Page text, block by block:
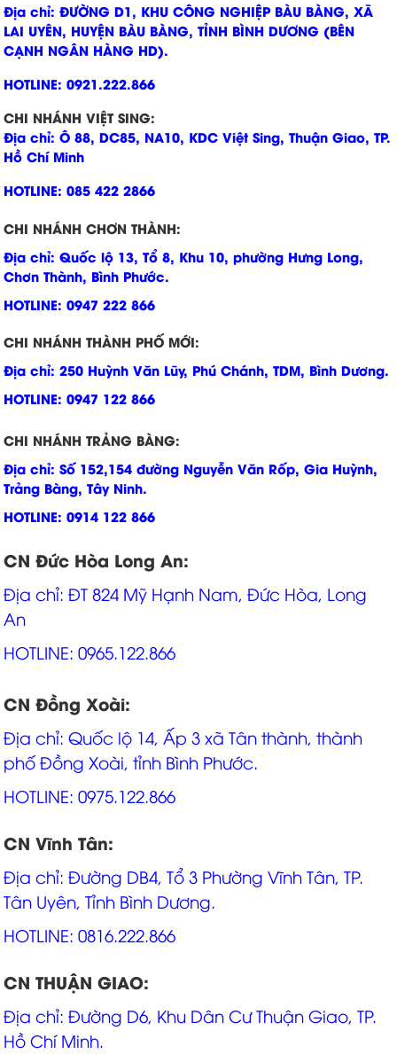
Địa chỉ: ĐƯỜNG D1, KHU CÔNG NGHIỆP BÀU BÀNG, XÃ
LAI UYÊN, HUYỆN BÀU BÀNG, TỈNH BÌNH DƯƠNG (BÊN
CẠNH NGÂN HÀNG HD).
HOTLINE: 0921.222.866
CHI NHÁNH VIỆT SING:
Địa chỉ: Ô 88, DC85, NA10, KDC Việt Sing, Thuận Giao, TP.
Hồ Chí Minh
HOTLINE: 085 422 2866
CHI NHÁNH CHƠN THÀNH:
Địa chỉ: Quốc lộ 13, Tổ 8, Khu 10, phường Hưng Long,
Chơn Thành, Bình Phước.
HOTLINE: 0947 222 866
CHI NHÁNH THÀNH PHỐ MỚI:
Địa chỉ: 250 Huỳnh Văn Lũy, Phú Chánh, TDM, Bình Dương.
HOTLINE: 0947 122 866
CHI NHÁNH TRẢNG BÀNG:
Địa chỉ: Số 152,154 đường Nguyễn Văn Rốp, Gia Huỳnh,
Trảng Bàng, Tây Ninh.
HOTLINE: 0914 122 866
CN Đức Hòa Long An:
Địa chỉ: ĐT 824 Mỹ Hạnh Nam, Đức Hòa, Long
An
HOTLINE: 0965.122.866
CN Đồng Xoài:
Địa chỉ: Quốc lộ 14, Ấp 3 xã Tân thành, thành
phố Đồng Xoài, tỉnh Bình Phước.
HOTLINE: 0975.122.866
CN Vĩnh Tân:
Địa chỉ: Đường DB4, Tổ 3 Phường Vĩnh Tân, TP.
Tân Uyên, Tỉnh Bình Dương.
HOTLINE: 0816.222.866
CN THUẬN GIAO:
Địa chỉ: Đường D6, Khu Dân Cư Thuận Giao, TP.
Hồ Chí Minh.